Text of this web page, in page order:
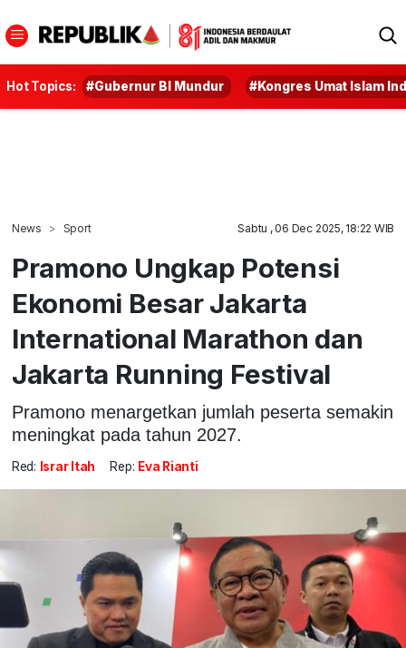
Hot Topics: #Gubernur BI Mundur #Kongres Umat Islam
News Sport Sabtu , 06 Dec 2025, 18:22 WIB
Pramono Ungkap Potensi
Ekonomi Besar Jakarta
International Marathon dan
Jakarta Running Festival
Pramono menargetkan jumlah peserta semakin
meningkat pada tahun 2027.
Red: Israr Itah Rep: Eva Rianti